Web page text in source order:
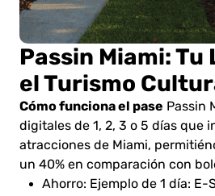
Passin Miami: Tu
el Turismo
Cómo funciona el pase Passin
digitales de 1, 2, 3 o 5 días que
atracciones de Miami,
un 40% en comparación con
Ahorro: Ejemplo de 1 día: E-